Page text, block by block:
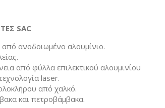
SAC
από ανοδοιωμένο αλουμίνιο.
από φύλλα επιλεκτικού αλουμινίου
laser.
από χαλκό.
και πετροβάμβακα.